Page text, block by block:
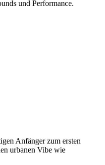
und Performance.
Anfänger zum ersten
urbanen Vibe wie